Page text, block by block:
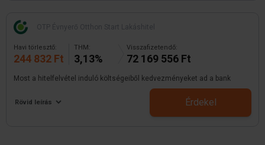
Havi törlesztő:
244 832 Ft
THM:
3,13%
Visszafizetendő:
72 169 556 Ft
Most a hitelfelvétel induló költségeiből kedvezményeket ad a bank
Rövid leírás Érdekel